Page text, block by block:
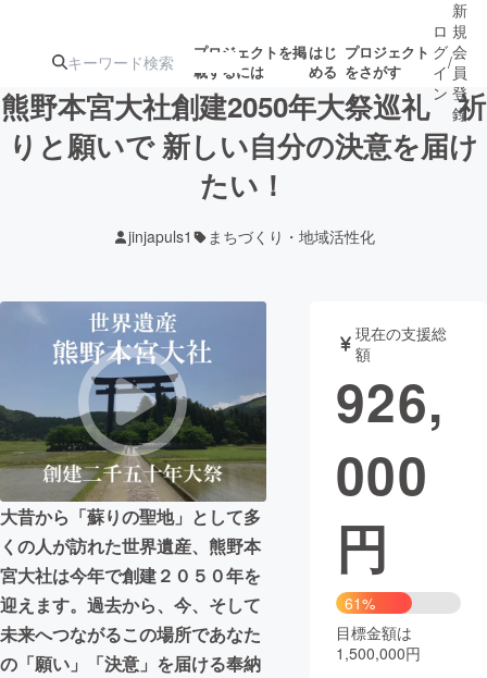
プロジェクトを掲
載するには
はじ
める
プロジェクト
をさがす
注目の新着プロ 募集終了が近いプ
テクノロジー・ガジェット
映像・映画 書籍・雑誌
ビジネス・起業 チャレンジ
まちづくり・地域活性化
CAMPFIRE for Social Good
CAMPFIRE Creation
CAMPFIREふるさと納税machi-ya コミュニティ
ロ
グ
イ
ン
/
新
規
会
員
登
録
熊野本宮大社創建2050年大祭巡礼 祈
りと願いで 新しい自分の決意を届け
たい！
jinjapuls1 まちづくり・地域活性化
大昔から「蘇りの聖地」として多
くの人が訪れた世界遺産、熊野本
宮大社は今年で創建２０５０年を
迎えます。過去から、今、そして
未来へつながるこの場所であなた
の「願い」「決意」を届ける奉納
現在の支援総
額
926,
000
円
61%
目標金額は
1,500,000円